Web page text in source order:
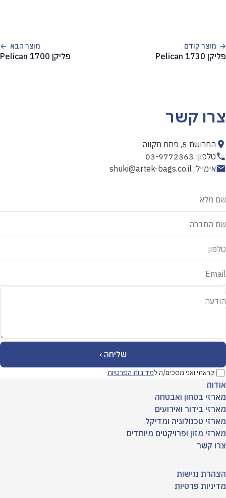
מוצר קודם
פליקן 1730 Pelican
מוצר הבא
פליקן 1700 Pelican
צרו קשר
החרושת 5, פתח תקווה
טלפון: 03-9772363
אימייל: shuki@artek-bags.co.il
שם מלא
שם החברה
טלפון
Email
הודעה
תמלא
זה
קראתי ואני מסכים/ה למדיניות הפרטיות
אודות
מארזי בטחון ואבטחה
מארזי בידור ואירועים
מארזי טכנולוגיה ומדיקל
מארזי מזון ופרויקטים מיוחדים
צרו קשר
הצהרת נגישות
מדיניות פרטיות